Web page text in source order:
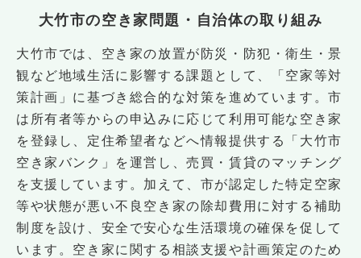
大竹市の空き家問題・自治体の取り組み
大竹市では、空き家の放置が防災・防犯・衛生・景
観など地域生活に影響する課題として、「空家等対
策計画」に基づき総合的な対策を進めています。市
は所有者等からの申込みに応じて利用可能な空き家
を登録し、定住希望者などへ情報提供する「大竹市
空き家バンク」を運営し、売買・賃貸のマッチング
を支援しています。加えて、市が認定した特定空家
等や状態が悪い不良空き家の除却費用に対する補助
制度を設け、安全で安心な生活環境の確保を促して
います。空き家に関する相談支援や計画策定のため